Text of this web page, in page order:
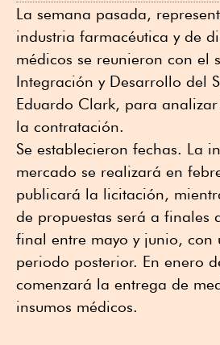
La semana pasada,
industria farmacéutica y de
médicos se reunieron con el
Integración y Desarrollo del
Eduardo Clark, para
la contratación.
Se establecieron fechas. La
mercado se realizará en
publicará la licitación,
de propuestas será a finales
final entre mayo y junio, con
periodo posterior. En enero
comenzará la entrega de
insumos médicos.